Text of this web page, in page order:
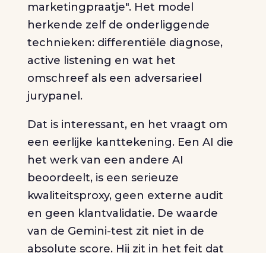
marketingpraatje". Het model
herkende zelf de onderliggende
technieken: differentiële diagnose,
active listening en wat het
omschreef als een adversarieel
jurypanel.
Dat is interessant, en het vraagt om
een eerlijke kanttekening. Een AI die
het werk van een andere AI
beoordeelt, is een serieuze
kwaliteitsproxy, geen externe audit
en geen klantvalidatie. De waarde
van de Gemini-test zit niet in de
absolute score. Hij zit in het feit dat